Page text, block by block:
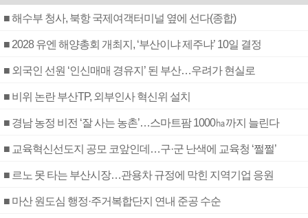
■ 해수부 청사, 북항 국제여객터미널 옆에 선다(종합)
■ 2028 유엔 해양총회 개최지, ‘부산이냐 제주냐’ 10일 결정
■ 외국인 선원 ‘인신매매 경유지’ 된 부산…우려가 현실로
■ 비위 논란 부산TP, 외부인사 혁신위 설치
■ 경남 농정 비전 ‘잘 사는 농촌’…스마트팜 1000㏊까지 늘린다
■ 교육혁신선도지 공모 코앞인데…구·군 난색에 교육청 ‘쩔쩔’
■ 르노 못 타는 부산시장…관용차 규정에 막힌 지역기업 응원
■ 마산 원도심 행정·주거복합단지 연내 준공 수순